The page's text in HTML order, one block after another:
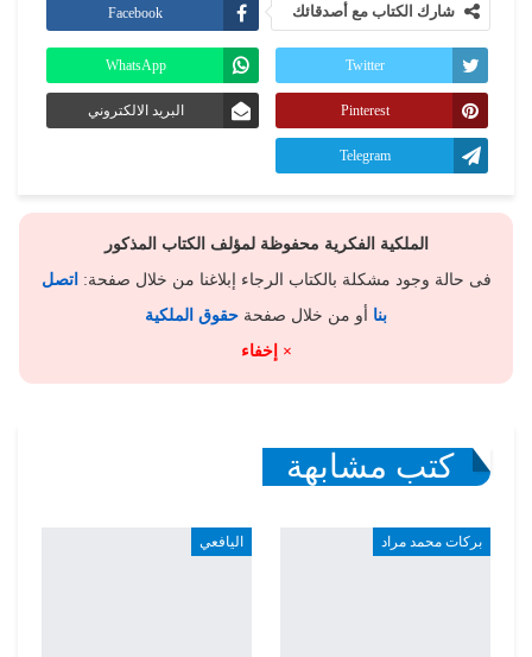
شارك الكتاب مع أصدقائك Facebook
Twitter
WhatsApp
Pinterest البريد الالكتروني
Telegram
الملكية الفكرية محفوظة لمؤلف الكتاب المذكور
فى حالة وجود مشكلة بالكتاب الرجاء إبلاغنا من خلال صفحة: اتصل
بنا أو من خلال صفحة حقوق الملكية
× إخفاء
كتب مشابهة
بركات محمد مراد اليافعي